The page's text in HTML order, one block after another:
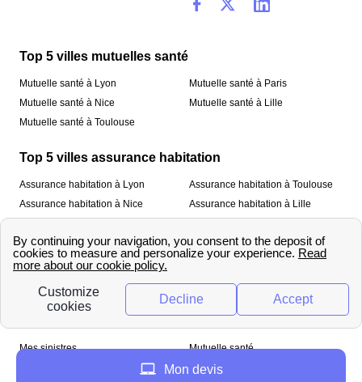
Top 5 villes mutuelles santé
Mutuelle santé à Lyon
Mutuelle santé à Nice
Mutuelle santé à Toulouse
Mutuelle santé à Paris
Mutuelle santé à Lille
Top 5 villes assurance habitation
Assurance habitation à Lyon
Assurance habitation à Nice
Assurance habitation à Toulouse
Assurance habitation à Lille
À propos
Qui sommes-nous ? Mentions légales
Mes sinistres
Mutuelle santé
Mon devis